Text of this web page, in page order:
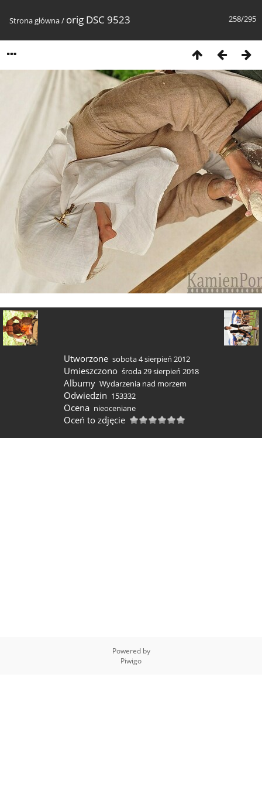
258/295
Strona główna/ orig DSC 9523
Utworzone sobota 4 sierpień 2012
Umieszczono środa 29 sierpień 2018
Albumy Wydarzenia nad morzem
Odwiedzin 153332
Ocena nieoceniane
Oceń to zdjęcie
Powered by
Piwigo